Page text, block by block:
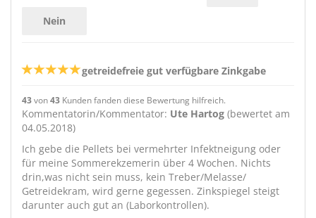
Nein
getreidefreie gut verfügbare Zinkgabe
43von43 Kunden fanden diese Bewertung hilfreich.
Kommentatorin/Kommentator: Ute Hartog (bewertet am
04.05.2018)
Ich gebe die Pellets bei vermehrter Infektneigung oder
für meine Sommerekzemerin über 4 Wochen. Nichts
drin,was nicht sein muss, kein Treber/Melasse/
Getreidekram, wird gerne gegessen. Zinkspiegel steigt
darunter auch gut an (Laborkontrollen).